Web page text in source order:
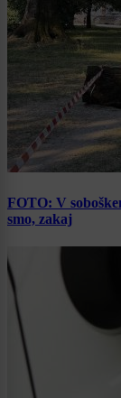
FOTO: V
smo, zakaj